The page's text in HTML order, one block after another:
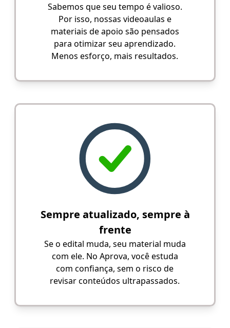
Sabemos que seu tempo é valioso.
Por isso, nossas videoaulas e
materiais de apoio são pensados
para otimizar seu aprendizado.
Menos esforço, mais resultados.
Sempre atualizado, sempre à
frente
Se o edital muda, seu material muda
com ele. No Aprova, você estuda
com confiança, sem o risco de
revisar conteúdos ultrapassados.